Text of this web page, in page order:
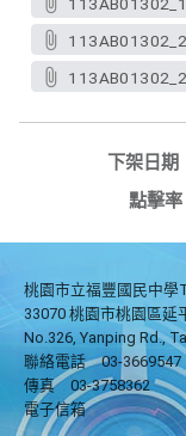
下架日期
點擊率
桃園市立福豐國民中學
33070 桃園市桃園區延
No.326, Yanping Rd.,
聯絡電話
03-3669547
傳真
03-3758362
電子信箱